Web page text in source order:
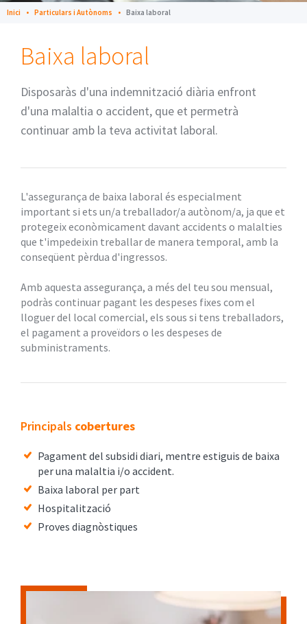
Inici Particulars i Autònoms Baixa laboral
Baixa laboral
Disposaràs d'una indemnització diària enfront
d'una malaltia o accident, que et permetrà
continuar amb la teva activitat laboral.
L'assegurança de baixa laboral és especialment
important si ets un/a treballador/a autònom/a, ja que et
protegeix econòmicament davant accidents o malalties
que t'impedeixin treballar de manera temporal, amb la
conseqüent pèrdua d'ingressos.
Amb aquesta assegurança, a més del teu sou mensual,
podràs continuar pagant les despeses fixes com el
lloguer del local comercial, els sous si tens treballadors,
el pagament a proveïdors o les despeses de
subministraments.
Principals cobertures
Pagament del subsidi diari, mentre estiguis de baixa
per una malaltia i/o accident.
Baixa laboral per part
Hospitalització
Proves diagnòstiques